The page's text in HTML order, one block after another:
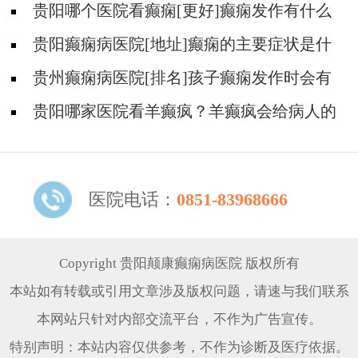
会导致病人精神失常吗?
贵阳哪个医院看癫痫[更好]癫痫发作有什么
症状表现?
贵阳癫痫病医院[地址]癫痫的主要症状是什
么?贵州癫痫病医院[排名]孩子癫痫发作时会有
什么症状?
贵阳哪家医院看羊癫疯？羊癫疯会给病人的
医院电话： 0851-83968666
Copyright 贵阳颠康癫痫病医院 版权所有
本站如有转载或引用文章涉及版权问题，请速与我们联系
本网站只针对内部交流平台，不作为广告宣传。
特别声明：本站内容仅供参考，不作为诊断及医疗依据。